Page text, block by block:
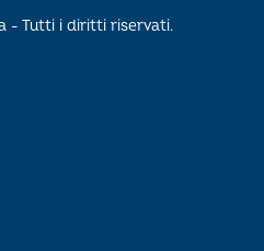
- Tutti i diritti riservati.